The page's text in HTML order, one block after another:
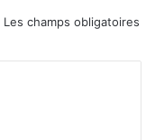
Les champs obligatoires